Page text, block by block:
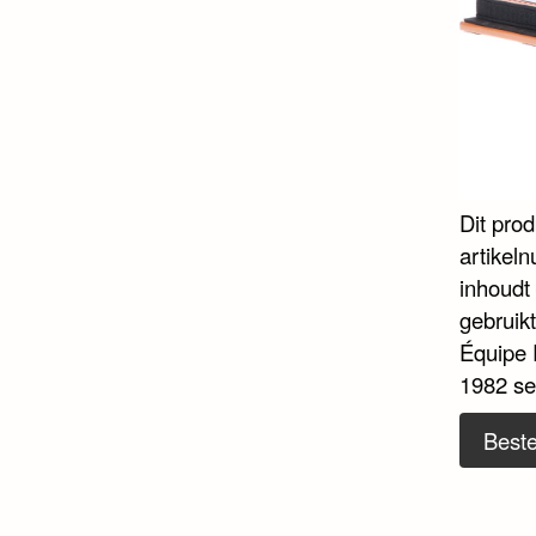
Dit
Équipe
1982